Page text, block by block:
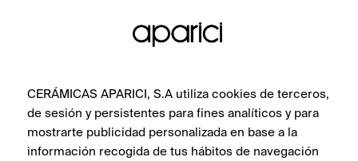
CERÁMICAS APARICI, S.A utiliza cookies de terceros,
de sesión y persistentes para fines analíticos y para
mostrarte publicidad personalizada en base a la
información recogida de tus hábitos de navegación